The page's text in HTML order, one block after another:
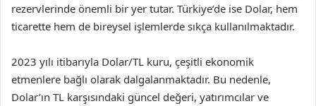
rezervlerinde önemli bir yer tutar. Türkiye’de ise Dolar, hem
ticarette hem de bireysel işlemlerde sıkça kullanılmaktadır.
2023 yılı itibarıyla Dolar/TL kuru, çeşitli ekonomik
etmenlere bağlı olarak dalgalanmaktadır. Bu nedenle,
Dolar’ın TL karşısındaki güncel değeri, yatırımcılar ve